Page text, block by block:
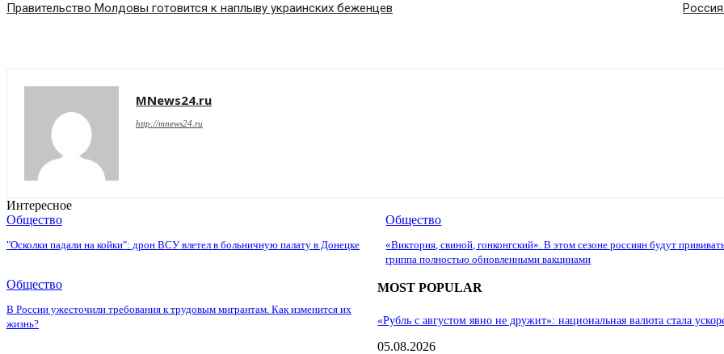
Правительство Молдовы готовится к наплыву украинских беженцев
MNews24.ru
http://mnews24.ru
Интересное
Общество
"Осколки падали на койки": дрон ВСУ влетел в больничную палату в Донецке
Общество
«Виктория, свиной, гонконгский». В этом сезоне россиян будут
гриппа полностью обновленными вакцинами
Общество
В России ужесточили требования к трудовым мигрантам. Как изменится их
жизнь?
MOST POPULAR
«Рубль с августом явно не дружит»: национальная валюта стала
05.08.2026